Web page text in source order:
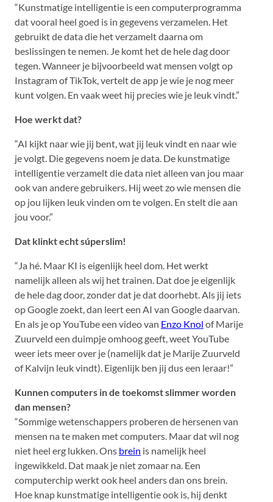
“Kunstmatige intelligentie is een computerprogramma
dat vooral heel goed is in gegevens verzamelen. Het
gebruikt de data die het verzamelt daarna om
beslissingen te nemen. Je komt het de hele dag door
tegen. Wanneer je bijvoorbeeld wat mensen volgt op
Instagram of TikTok, vertelt de app je wie je nog meer
kunt volgen. En vaak weet hij precies wie je leuk vindt.”
Hoe werkt dat?
“AI kijkt naar wie jij bent, wat jij leuk vindt en naar wie
je volgt. Die gegevens noem je data. De kunstmatige
intelligentie verzamelt die data niet alleen van jou maar
ook van andere gebruikers. Hij weet zo wie mensen die
op jou lijken leuk vinden om te volgen. En stelt die aan
jou voor.”
Dat klinkt echt súperslim!
“Ja hé. Maar KI is eigenlijk heel dom. Het werkt
namelijk alleen als wij het trainen. Dat doe je eigenlijk
de hele dag door, zonder dat je dat doorhebt. Als jij iets
op Google zoekt, dan leert een AI van Google daarvan.
En als je op YouTube een video van Enzo Knol of Marije
Zuurveld een duimpje omhoog geeft, weet YouTube
weer iets meer over je (namelijk dat je Marije Zuurveld
of Kalvijn leuk vindt). Eigenlijk ben jij dus een leraar!”
Kunnen computers in de toekomst slimmer worden
dan mensen?
“Sommige wetenschappers proberen de hersenen van
mensen na te maken met computers. Maar dat wil nog
niet heel erg lukken. Ons brein is namelijk heel
ingewikkeld. Dat maak je niet zomaar na. Een
computerchip werkt ook heel anders dan ons brein.
Hoe knap kunstmatige intelligentie ook is, hij denkt